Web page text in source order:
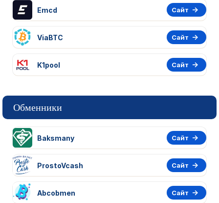
Emcd Сайт
ViaBTC Сайт
K1pool Сайт
Обменники
Baksmany Сайт
ProstoVcash Сайт
Abcobmen Сайт